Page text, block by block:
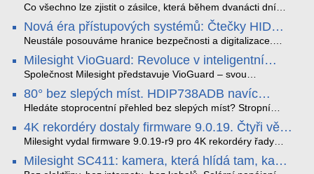
data ze SMARTBOX 2 MAX
Co všechno lze zjistit o zásilce, která během dvanácti dní
projede Arktidou? SMARTBOX 2 MAX jsme vzali na trasu z
Tromsø přes Lofoty, Kirunu a finské Laponsko až na
Nordkapp. Bez jediného dobití, v mrazu až −13 °C a mimo
otřesy i náklon. Výsledkem není jen čára na mapě, ale
podrobný datový příběh celé cesty.
Nová éra přístupových systémů: Čtečky HID
Signo
Neustále posouváme hranice bezpečnosti a digitalizace.
v oblasti kontroly přístupu – moderní a vysoce univerzální
čtečky HID Signo.
Milesight VioGuard: Revoluce v inteligentní
detekci dopravních přestupků
Společnost Milesight představuje VioGuard – svou
dopravních přestupků. Tento systém, poháněný
sofistikovanými algoritmy umělé inteligence (AI), je navržen
tak, aby poskytoval komplexní nástroje pro vymáhání
dopravních předpisů, zvyšoval bezpečnost na silnicích a
optimalizoval plynulost dopravy v moderních městech.
80° bez slepých míst. HDIP738ADB navíc
streamuje na YouTube – bez PC.
Hledáte stoprocentní přehled bez slepých míst? Stropní
panoramatická kamera HDIP738ADB skládá obraz ze dvou
4MP senzorů SONY do jednoho čistého 180° záběru bez
zkreslení. K tomu přidává AI detekci osob a vozidel,
YouTube – bez běžícího počítače.
4K rekordéry dostaly firmware 9.0.19. Čtyři věci,
které musíte vědět.
Milesight vydal firmware 9.0.19-r9 pro 4K rekordéry řady
které vám zjednoduší práci – a jedna z nich vám ušetří
Milesight SC411: kamera, která hlídá tam, kam